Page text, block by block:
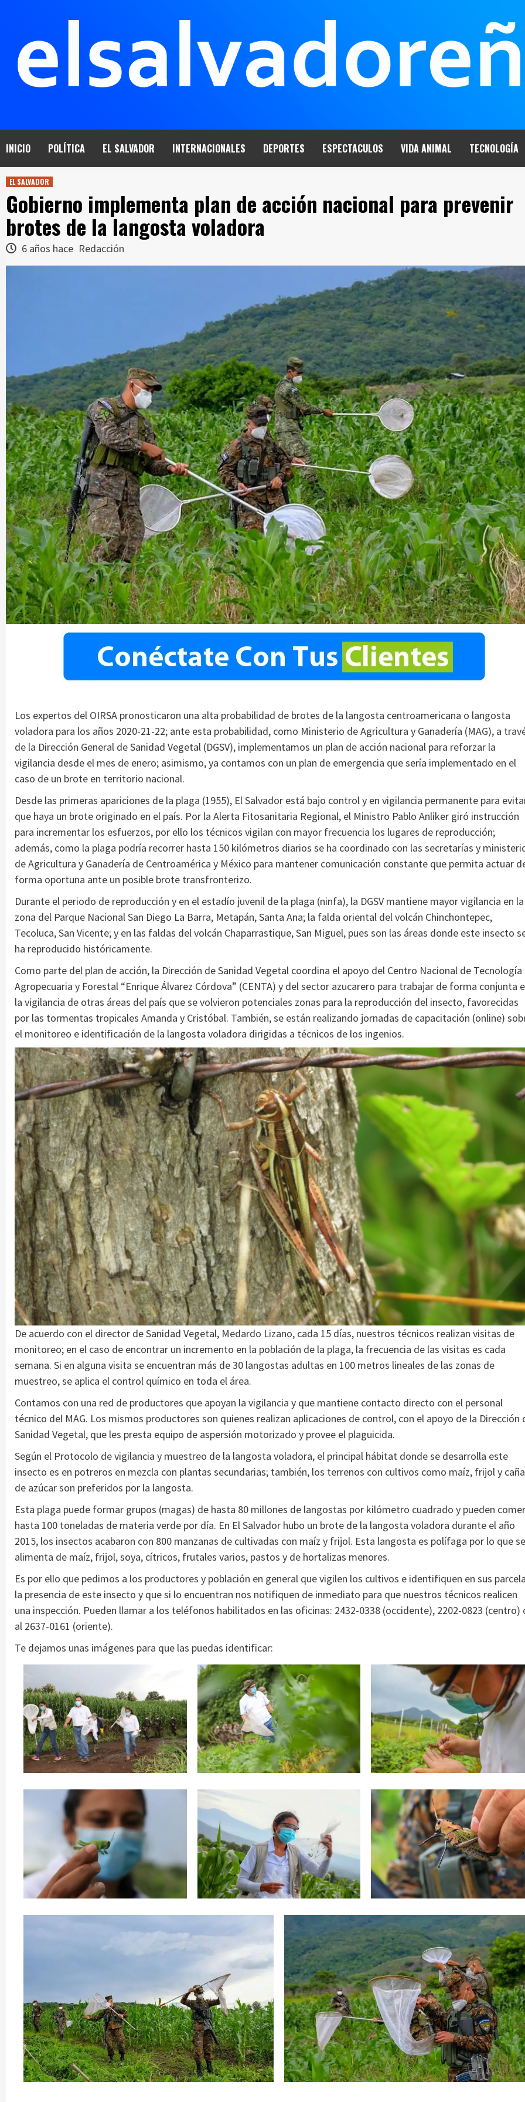
INICIO POLÍTICA EL SALVADOR INTERNACIONALES DEPORTES ESPECTACULOS VIDA ANIMAL TECNOLOGÍA
EL SALVADOR
Gobierno implementa plan de acción nacional para prevenir
brotes de la langosta voladora
6 años hace Redacción
Los expertos del OIRSA pronosticaron una alta probabilidad de brotes de la langosta centroamericana o langosta
voladora para los años 2020-21-22; ante esta probabilidad, como Ministerio de Agricultura y Ganadería (MAG), a
de la Dirección General de Sanidad Vegetal (DGSV), implementamos un plan de acción nacional para reforzar la
vigilancia desde el mes de enero; asimismo, ya contamos con un plan de emergencia que sería implementado en el
caso de un brote en territorio nacional.
Desde las primeras apariciones de la plaga (1955), El Salvador está bajo control y en vigilancia permanente para
que haya un brote originado en el país. Por la Alerta Fitosanitaria Regional, el Ministro Pablo Anliker giró instrucción
para incrementar los esfuerzos, por ello los técnicos vigilan con mayor frecuencia los lugares de reproducción;
además, como la plaga podría recorrer hasta 150 kilómetros diarios se ha coordinado con las secretarías y
de Agricultura y Ganadería de Centroamérica y México para mantener comunicación constante que permita actuar
forma oportuna ante un posible brote transfronterizo.
Durante el periodo de reproducción y en el estadío juvenil de la plaga (ninfa), la DGSV mantiene mayor vigilancia en la
zona del Parque Nacional San Diego La Barra, Metapán, Santa Ana; la falda oriental del volcán Chinchontepec,
Tecoluca, San Vicente; y en las faldas del volcán Chaparrastique, San Miguel, pues son las áreas donde este insecto
ha reproducido históricamente.
Como parte del plan de acción, la Dirección de Sanidad Vegetal coordina el apoyo del Centro Nacional de Tecnología
Agropecuaria y Forestal “Enrique Álvarez Córdova” (CENTA) y del sector azucarero para trabajar de forma conjunta
la vigilancia de otras áreas del país que se volvieron potenciales zonas para la reproducción del insecto, favorecidas
por las tormentas tropicales Amanda y Cristóbal. También, se están realizando jornadas de capacitación (online)
el monitoreo e identificación de la langosta voladora dirigidas a técnicos de los ingenios.
De acuerdo con el director de Sanidad Vegetal, Medardo Lizano, cada 15 días, nuestros técnicos realizan visitas de
monitoreo; en el caso de encontrar un incremento en la población de la plaga, la frecuencia de las visitas es cada
semana. Si en alguna visita se encuentran más de 30 langostas adultas en 100 metros lineales de las zonas de
muestreo, se aplica el control químico en toda el área.
Contamos con una red de productores que apoyan la vigilancia y que mantiene contacto directo con el personal
técnico del MAG. Los mismos productores son quienes realizan aplicaciones de control, con el apoyo de la Dirección
Sanidad Vegetal, que les presta equipo de aspersión motorizado y provee el plaguicida.
Según el Protocolo de vigilancia y muestreo de la langosta voladora, el principal hábitat donde se desarrolla este
insecto es en potreros en mezcla con plantas secundarias; también, los terrenos con cultivos como maíz, frijol y caña
de azúcar son preferidos por la langosta.
Esta plaga puede formar grupos (magas) de hasta 80 millones de langostas por kilómetro cuadrado y pueden comer
hasta 100 toneladas de materia verde por día. En El Salvador hubo un brote de la langosta voladora durante el año
2015, los insectos acabaron con 800 manzanas de cultivadas con maíz y frijol. Esta langosta es polífaga por lo que se
alimenta de maíz, frijol, soya, cítricos, frutales varios, pastos y de hortalizas menores.
Es por ello que pedimos a los productores y población en general que vigilen los cultivos e identifiquen en sus
la presencia de este insecto y que si lo encuentran nos notifiquen de inmediato para que nuestros técnicos realicen
una inspección. Pueden llamar a los teléfonos habilitados en las oficinas: 2432-0338 (occidente), 2202-0823 (centro)
al 2637-0161 (oriente).
Te dejamos unas imágenes para que las puedas identificar: